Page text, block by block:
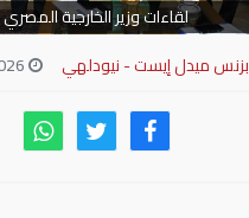
لقاءات وزير الخارجية المصري
بزنس ميدل إيست - نيودلهي